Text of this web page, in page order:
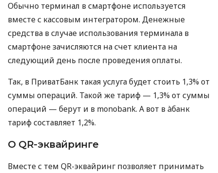
Обычно терминал в смартфоне используется
вместе с кассовым интегратором. Денежные
средства в случае использования терминала в
смартфоне зачисляются на счет клиента на
следующий день после проведения оплаты.
Так, в ПриватБанк такая услуга будет стоить 1,3% от
суммы операций. Такой же тариф — 1,3% от суммы
операций — берут и в monobank. А вот в àбанк
тариф составляет 1,2%.
О QR-эквайринге
Вместе с тем QR-эквайринг позволяет принимать